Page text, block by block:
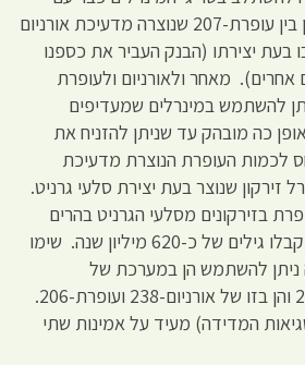
היווצרם. לא ניתן להבחין בין עופרת-207 שנוצרה מדעיכת אורניום
בעת יצירתו (הבנק העביר את כספנו
מאחר ולאורניום ולעופרת
להשתמש במינרלים שמעדיפים
כה מובהק עד שניתן להזניח את
לכמות העופרת הנוצרת מדעיכת
זירקון שנוצר בעת יצירת סלעי גרניט.
בזירקונים מסלעי הגרניט בהרים
שממערב לעיר אילת התקבלו גילים של כ-620 מיליון שנה. שימו
ניתן להשתמש הן במערכת של
אורניום-235 ועופרת-207 והן בזו של אורניום-238 ועופרת-206.
המדידה) מעיד על אמינות שתי